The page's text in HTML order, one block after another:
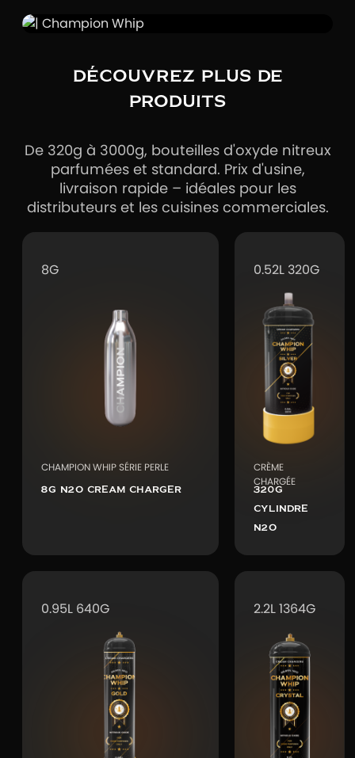
DÉCOUVREZ PLUS DE
PRODUITS
De 320g à 3000g, bouteilles d'oxyde nitreux
parfumées et standard. Prix d'usine,
livraison rapide – idéales pour les
distributeurs et les cuisines commerciales.
8G
CHAMPION WHIP SÉRIE PERLE
8G N2O CREAM CHARGER
0.52L 320G
CRÈME
CHARGÉE
320G
CYLINDRE
N2O
0.95L 640G 2.2L 1364G